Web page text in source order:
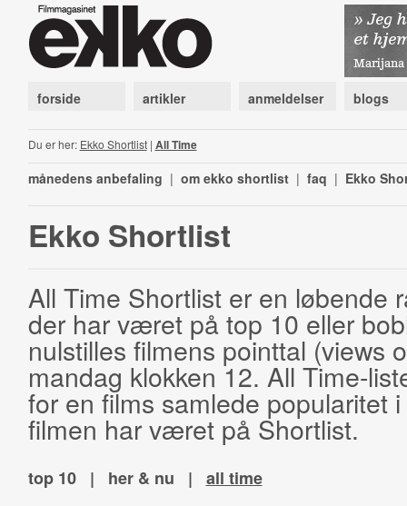
forside artikler anmeldelser blogs
Du er her: Ekko Shortlist| All Time
månedens anbefaling | om ekko shortlist | faq | Ekko
Ekko Shortlist
All Time Shortlist er en løbende
der har været på top 10 eller
nulstilles filmens pointtal (views
mandag klokken 12. All Time-
for en films samlede popularitet
filmen har været på Shortlist.
top 10 | her & nu | all time